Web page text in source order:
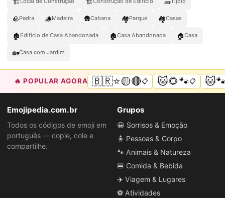
🪨Pedra 🪵Madeira 🛖Cabana 🏘️Parque 🏘Casas
🏚️ Edifício de Casa Abandonada 🏚Casa Abandonada 🏠Casa
🏡Casa com Jardim
🔥 POPULAR AGORA 🇧🇷⭐🟡🔴📋 🐱🌻🐾📋
Emojipedia.com.br
Todos os códigos de emoji em
português — copie, cole e
compartilhe.
Grupos
😀 Sorrisos & Emoção
🧍 Pessoas & Corpo
🐾 Animais & Natureza
🍔 Comida & Bebida
✈️ Viagem & Lugares
⚽ Atividades